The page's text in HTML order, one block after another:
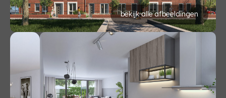
bekijk alle afbeeldingen